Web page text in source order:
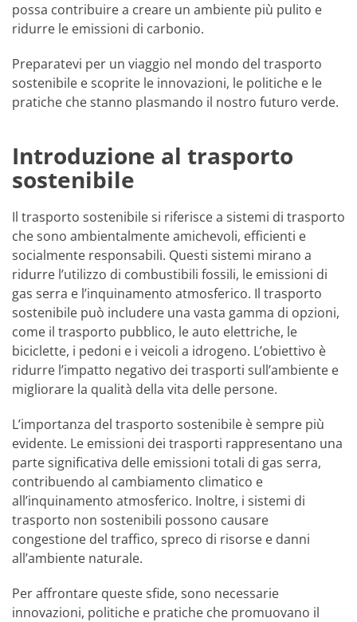
possa contribuire a creare un ambiente più pulito e
ridurre le emissioni di carbonio.
Preparatevi per un viaggio nel mondo del trasporto
sostenibile e scoprite le innovazioni, le politiche e le
pratiche che stanno plasmando il nostro futuro verde.
Introduzione al trasporto
sostenibile
Il trasporto sostenibile si riferisce a sistemi di trasporto
che sono ambientalmente amichevoli, efficienti e
socialmente responsabili. Questi sistemi mirano a
ridurre l’utilizzo di combustibili fossili, le emissioni di
gas serra e l’inquinamento atmosferico. Il trasporto
sostenibile può includere una vasta gamma di opzioni,
come il trasporto pubblico, le auto elettriche, le
biciclette, i pedoni e i veicoli a idrogeno. L’obiettivo è
ridurre l’impatto negativo dei trasporti sull’ambiente e
migliorare la qualità della vita delle persone.
L’importanza del trasporto sostenibile è sempre più
evidente. Le emissioni dei trasporti rappresentano una
parte significativa delle emissioni totali di gas serra,
contribuendo al cambiamento climatico e
all’inquinamento atmosferico. Inoltre, i sistemi di
trasporto non sostenibili possono causare
congestione del traffico, spreco di risorse e danni
all’ambiente naturale.
Per affrontare queste sfide, sono necessarie
innovazioni, politiche e pratiche che promuovano il